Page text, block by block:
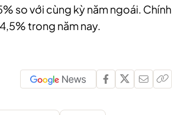
so với cùng kỳ năm ngoái. Chính
trong năm nay.